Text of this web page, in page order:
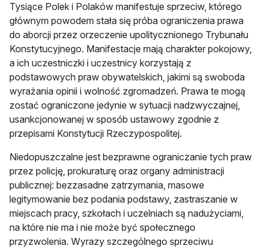
Tysiące Polek i Polaków manifestuje sprzeciw, którego
głównym powodem stała się próba ograniczenia prawa
do aborcji przez orzeczenie upolitycznionego Trybunału
Konstytucyjnego. Manifestacje mają charakter pokojowy,
a ich uczestniczki i uczestnicy korzystają z
podstawowych praw obywatelskich, jakimi są swoboda
wyrażania opinii i wolność zgromadzeń. Prawa te mogą
zostać ograniczone jedynie w sytuacji nadzwyczajnej,
usankcjonowanej w sposób ustawowy zgodnie z
przepisami Konstytucji Rzeczypospolitej.
Niedopuszczalne jest bezprawne ograniczanie tych praw
przez policję, prokuraturę oraz organy administracji
publicznej: bezzasadne zatrzymania, masowe
legitymowanie bez podania podstawy, zastraszanie w
miejscach pracy, szkołach i uczelniach są nadużyciami,
na które nie ma i nie może być społecznego
przyzwolenia. Wyrazy szczególnego sprzeciwu